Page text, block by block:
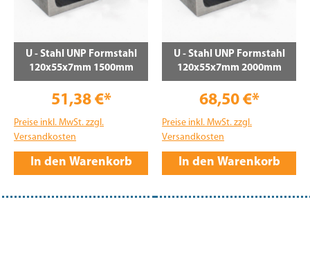
U - Stahl UNP Formstahl
120x55x7mm 1500mm
51,38 €*
Preise inkl. MwSt. zzgl.
Versandkosten
In den Warenkorb
U - Stahl UNP Formstahl
120x55x7mm 2000mm
68,50 €*
Preise inkl. MwSt. zzgl.
Versandkosten
In den Warenkorb